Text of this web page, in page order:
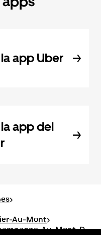
app Uber
app del
>
Au-Mont>
Au-Mont-D